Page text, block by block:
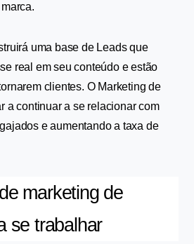
uma base de Leads que
real em seu conteúdo e estão
clientes. O Marketing de
a continuar a se relacionar com
e aumentando a taxa de
marketing de
se trabalhar